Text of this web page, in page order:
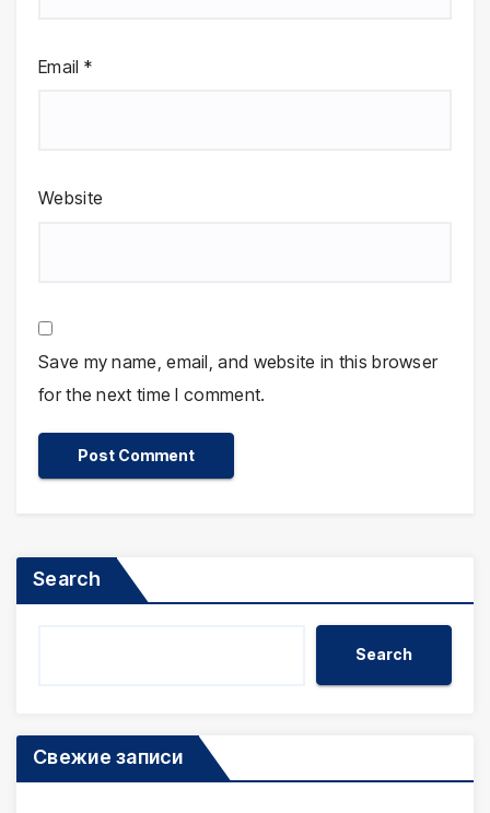
Email *
Website
Save my name, email, and website in this browser
for the next time I comment.
Search
Search
Свежие записи